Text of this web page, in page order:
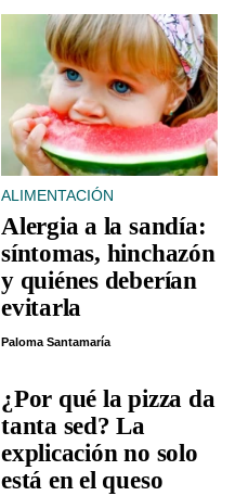
ALIMENTACIÓN
Alergia a la sandía:
síntomas, hinchazón
y quiénes deberían
evitarla
Paloma Santamaría
¿Por qué la pizza da
tanta sed? La
explicación no solo
está en el queso